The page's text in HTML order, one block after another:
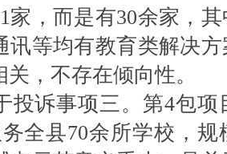
家，而是有30余家，
讯等均有教育类解决
，不存在倾向性。
投诉事项三。第4包
全县70余所学校，